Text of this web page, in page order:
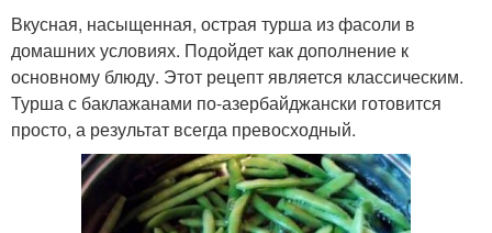
Вкусная, насыщенная, острая турша из фасоли в
домашних условиях. Подойдет как дополнение к
основному блюду. Этот рецепт является классическим.
Турша с баклажанами по-азербайджански готовится
просто, а результат всегда превосходный.